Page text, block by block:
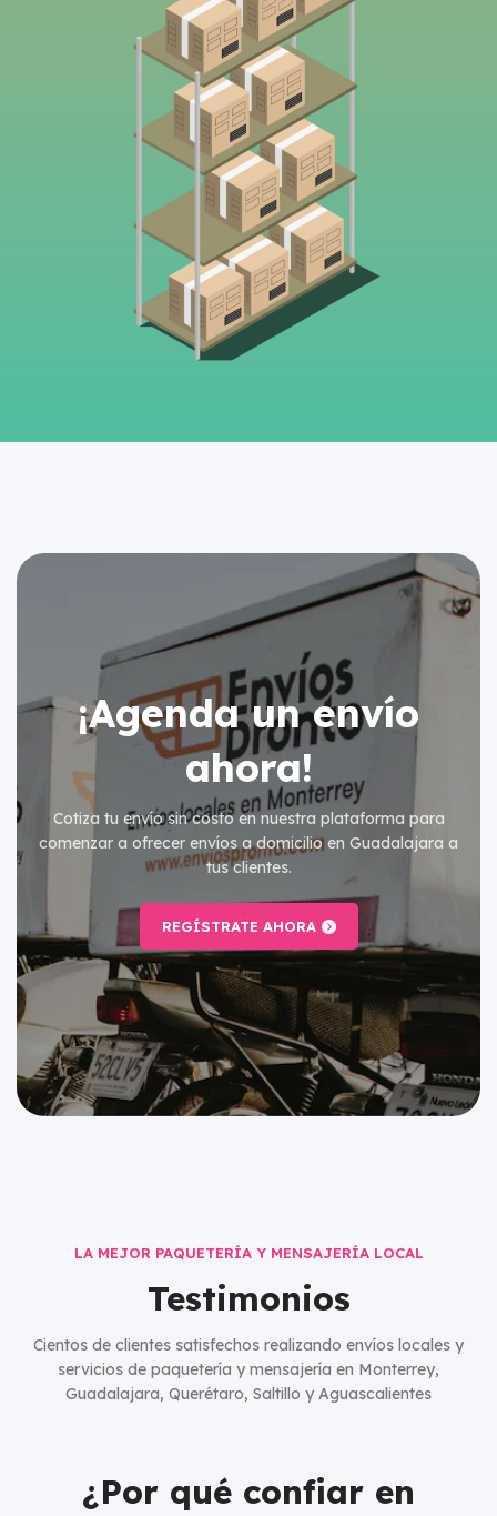
¡Agenda un envío
ahora!
Cotiza tu envío sin costo en nuestra plataforma para
comenzar a ofrecer envíos a domicilio en Guadalajara a
tus clientes.
REGÍSTRATE AHORA
LA MEJOR PAQUETERÍA Y MENSAJERÍA LOCAL
Testimonios
Cientos de clientes satisfechos realizando envíos locales y
servicios de paquetería y mensajería en Monterrey,
Guadalajara, Querétaro, Saltillo y Aguascalientes
¿Por qué confiar en